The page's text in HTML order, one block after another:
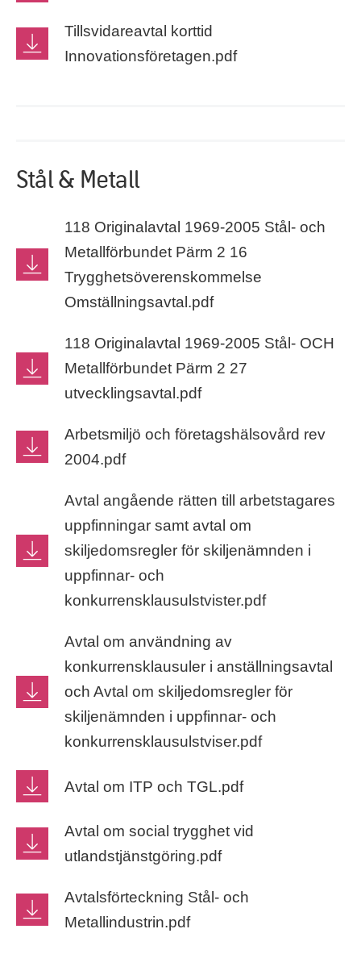
Tillsvidareavtal korttid
Innovationsföretagen.pdf
Stål & Metall
118 Originalavtal 1969-2005 Stål- och
Metallförbundet Pärm 2 16
Trygghetsöverenskommelse
Omställningsavtal.pdf
118 Originalavtal 1969-2005 Stål- OCH
Metallförbundet Pärm 2 27
utvecklingsavtal.pdf
Arbetsmiljö och företagshälsovård rev
2004.pdf
Avtal angående rätten till arbetstagares
uppfinningar samt avtal om
skiljedomsregler för skiljenämnden i
uppfinnar- och
konkurrensklausulstvister.pdf
Avtal om användning av
konkurrensklausuler i anställningsavtal
och Avtal om skiljedomsregler för
skiljenämnden i uppfinnar- och
konkurrensklausulstviser.pdf
Avtal om ITP och TGL.pdf
Avtal om social trygghet vid
utlandstjänstgöring.pdf
Avtalsförteckning Stål- och
Metallindustrin.pdf